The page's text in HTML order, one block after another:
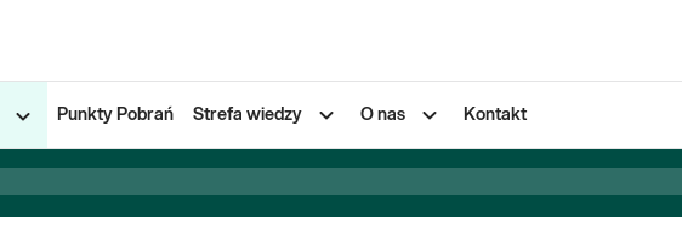
Punkty Pobrań Strefa wiedzy O nas Kontakt